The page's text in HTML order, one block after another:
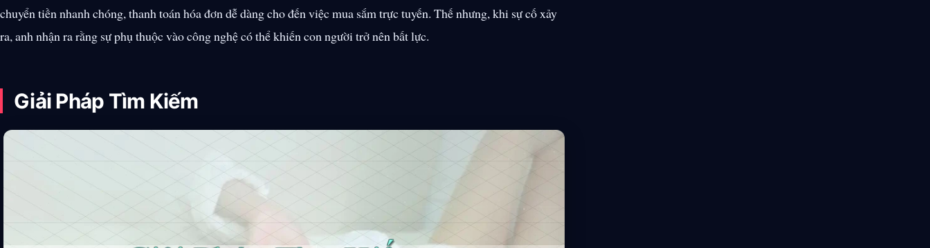
chuyển tiền nhanh chóng, thanh toán hóa đơn dễ dàng cho đến việc mua sắm trực tuyến. Thế nhưng, khi sự cố xảy
ra, anh nhận ra rằng sự phụ thuộc vào công nghệ có thể khiến con người trở nên bất lực.
Giải Pháp Tìm Kiếm